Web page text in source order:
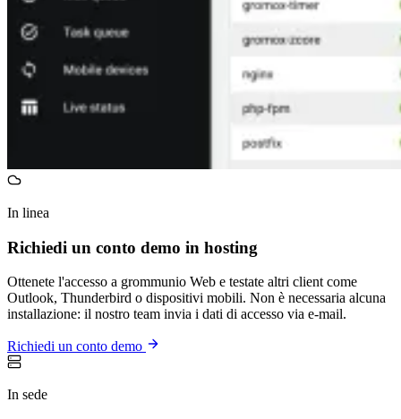
In linea
Richiedi un conto demo in hosting
Ottenete l'accesso a grommunio Web e testate altri client come
Outlook, Thunderbird o dispositivi mobili. Non è necessaria alcuna
installazione: il nostro team invia i dati di accesso via e-mail.
Richiedi un conto demo
In sede